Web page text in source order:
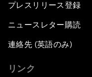
プレスリリース登録
ニュースレター購読
連絡先 (英語のみ)
リンク